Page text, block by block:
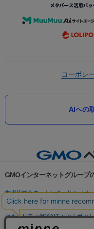
コーポレ
AIへの
GMOインターネットグループ
世界初総合ネットセキュリティサ
パスワード漏洩診断
Webサイ
セキュリティ相談AIチャットボット